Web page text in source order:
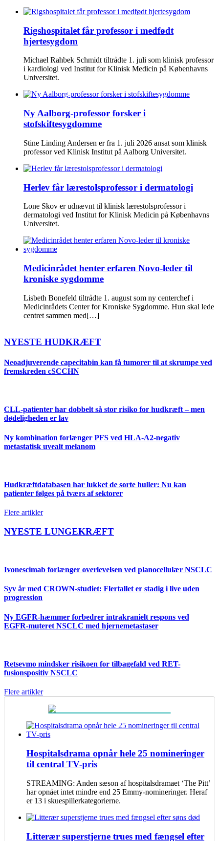
Rigshospitalet får professor i medfødt
hjertesygdom
Michael Rahbek Schmidt tiltrådte 1. juli som klinisk professor
i kardiologi ved Institut for Klinisk Medicin på Københavns
Universitet.
Ny Aalborg-professor forsker i
stofskiftesygdomme
Stine Linding Andersen er fra 1. juli 2026 ansat som klinisk
professor ved Klinisk Institut på Aalborg Universitet.
Herlev får lærestolsprofessor i dermatologi
Lone Skov er udnævnt til klinisk lærestolsprofessor i
dermatologi ved Institut for Klinisk Medicin på Københavns
Universitet.
Medicinrådet henter erfaren Novo-leder til
kroniske sygdomme
Lisbeth Bonefeld tiltrådte 1. august som ny centerchef i
Medicinrådets Center for Kroniske Sygdomme. Hun skal lede
centret sammen med[…]
NYESTE HUDKRÆFT
Neoadjuverende capecitabin kan få tumorer til at skrumpe ved
fremskreden cSCCHN
CLL-patienter har dobbelt så stor risiko for hudkræft – men
dødeligheden er lav
Ny kombination forlænger PFS ved HLA-A2-negativ
metastatisk uvealt melanom
Hudkræftdatabasen har lukket de sorte huller: Nu kan
patienter følges på tværs af sektorer
Flere artikler
NYESTE LUNGEKRÆFT
Ivonescimab forlænger overlevelsen ved planocellulær NSCLC
Syv år med CROWN-studiet: Flertallet er stadig i live uden
progression
Ny EGFR-hæmmer forbedrer intrakranielt respons ved
EGFR-muteret NSCLC med hjernemetastaser
Retsevmo mindsker risikoen for tilbagefald ved RET-
fusionspositiv NSCLC
Flere artikler
Hospitalsdrama opnår hele 25 nomineringer
til central TV-pris
STREAMING: Anden sæson af hospitalsdramaet ‘The Pitt’
har opnået intet mindre end 25 Emmy-nomineringer. Heraf
er 13 i skuespillerkategorierne.
Litterær superstjerne trues med fængsel efter